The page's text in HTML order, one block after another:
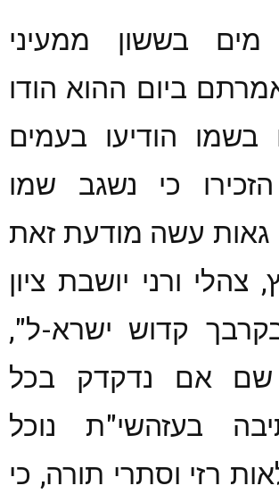
בששון ממעיני
ביום ההוא הודו
הודיעו בעמים
הזכירו כי נשגב שמו
גאות עשה מודעת זאת
ורני יושבת ציון
קדוש ישרא-ל",
שם אם נדקדק בכל
בעזהשי"ת נוכל
רזי וסתרי תורה, כי